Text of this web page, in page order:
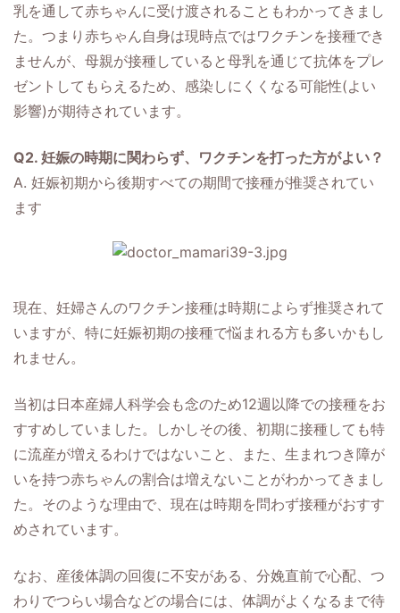
乳を通して赤ちゃんに受け渡されることもわかってきまし
た。つまり赤ちゃん自身は現時点ではワクチンを接種でき
ませんが、母親が接種していると母乳を通じて抗体をプレ
ゼントしてもらえるため、感染しにくくなる可能性(よい
影響)が期待されています。
Q2. 妊娠の時期に関わらず、ワクチンを打った方がよい？
A. 妊娠初期から後期すべての期間で接種が推奨されてい
ます
現在、妊婦さんのワクチン接種は時期によらず推奨されて
いますが、特に妊娠初期の接種で悩まれる方も多いかもし
れません。
当初は日本産婦人科学会も念のため12週以降での接種をお
すすめしていました。しかしその後、初期に接種しても特
に流産が増えるわけではないこと、また、生まれつき障が
いを持つ赤ちゃんの割合は増えないことがわかってきまし
た。そのような理由で、現在は時期を問わず接種がおすす
めされています。
なお、産後体調の回復に不安がある、分娩直前で心配、つ
わりでつらい場合などの場合には、体調がよくなるまで待